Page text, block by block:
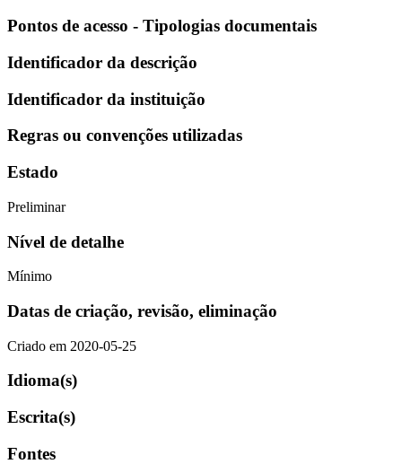
Pontos de acesso - Tipologias documentais
Identificador da descrição
Identificador da instituição
Regras ou convenções utilizadas
Estado
Preliminar
Nível de detalhe
Mínimo
Datas de criação, revisão, eliminação
Criado em 2020-05-25
Idioma(s)
Escrita(s)
Fontes